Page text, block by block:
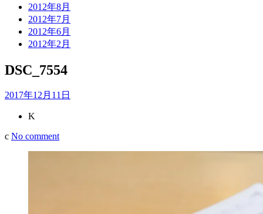
2012年8月
2012年7月
2012年6月
2012年2月
DSC_7554
2017年12月11日
K
c No comment